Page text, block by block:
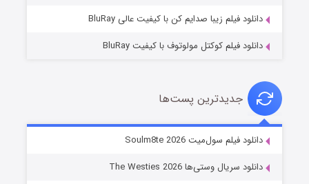
خاندان اژدها فصل ۳
دانلود فیلم زیبا صدایم کن با کیفیت عالی BluRay
دانلود فیلم کوکتل مولوتوف با کیفیت BluRay
جدیدترین پست‌ها
دانلود فیلم سول‌میت Soulm8te 2026
دانلود سریال وستی‌ها The Westies 2026